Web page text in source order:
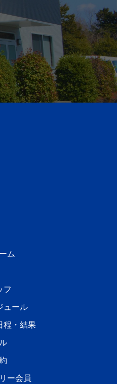
ム
フ
ュール
程・結果
ー会員